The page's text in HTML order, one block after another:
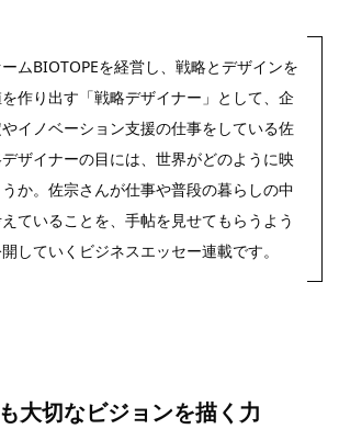
ムBIOTOPEを経営し、戦略とデザインを
作り出す「戦略デザイナー」として、企
イノベーション支援の仕事をしている佐
ザイナーの目には、世界がどのように映
か。佐宗さんが仕事や普段の暮らしの中
ていることを、手帖を見せてもらうよう
していくビジネスエッセー連載です。
大切なビジョンを描く力